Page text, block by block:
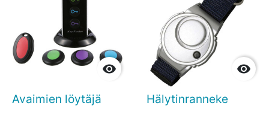

Avaimien löytäjä

Hälytinranneke